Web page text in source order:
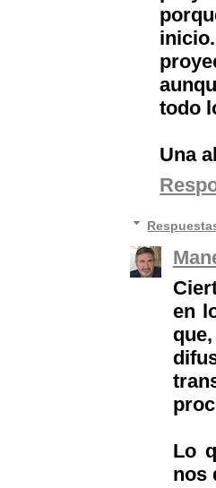
todo
Una
en
Lo
nos